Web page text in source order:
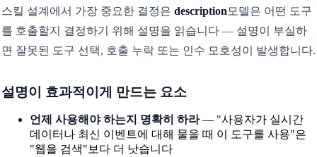
스킬 설계에서 가장 중요한 결정은 description모델은 어떤 도구
를 호출할지 결정하기 위해 설명을 읽습니다 — 설명이 부실하
면 잘못된 도구 선택, 호출 누락 또는 인수 모호성이 발생합니다.
설명이 효과적이게 만드는 요소
언제 사용해야 하는지 명확히 하라— "사용자가 실시간
데이터나 최신 이벤트에 대해 물을 때 이 도구를 사용"은
"웹을 검색"보다 더 낫습니다